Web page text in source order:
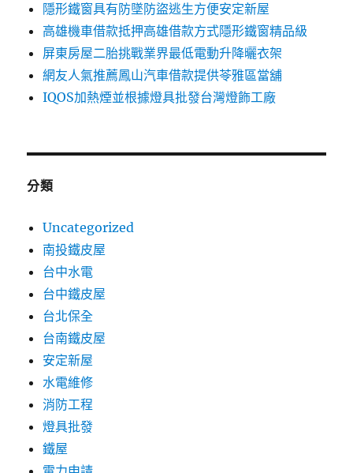
隱形鐵窗具有防墜防盜逃生方便安定新屋
高雄機車借款抵押高雄借款方式隱形鐵窗精品級
屏東房屋二胎挑戰業界最低電動升降曬衣架
網友人氣推薦鳳山汽車借款提供苓雅區當舖
IQOS加熱煙並根據燈具批發台灣燈飾工廠
分類
Uncategorized
南投鐵皮屋
台中水電
台中鐵皮屋
台北保全
台南鐵皮屋
安定新屋
水電維修
消防工程
燈具批發
鐵屋